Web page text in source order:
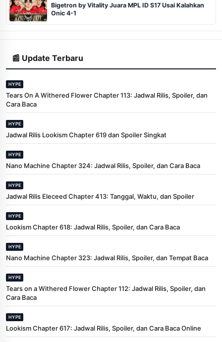
Bigetron by Vitality Juara MPL ID S17 Usai Kalahkan
Onic 4-1
📰 Update Terbaru
HYPE
Tears On A Withered Flower Chapter 113: Jadwal Rilis, Spoiler, dan
Cara Baca
HYPE
Jadwal Rilis Lookism Chapter 619 dan Spoiler Singkat
HYPE
Nano Machine Chapter 324: Jadwal Rilis, Spoiler, dan Cara Baca
HYPE
Jadwal Rilis Eleceed Chapter 413: Tanggal, Waktu, dan Spoiler
HYPE
Lookism Chapter 618: Jadwal Rilis, Spoiler, dan Cara Baca
HYPE
Nano Machine Chapter 323: Jadwal Rilis, Spoiler, dan Tempat Baca
HYPE
Tears on a Withered Flower Chapter 112: Jadwal Rilis, Spoiler, dan
Cara Baca
HYPE
Lookism Chapter 617: Jadwal Rilis, Spoiler, dan Cara Baca Online